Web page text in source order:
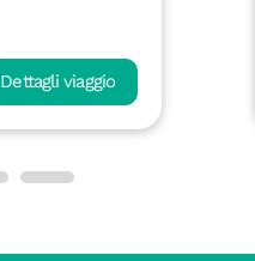
Dettagli viaggio